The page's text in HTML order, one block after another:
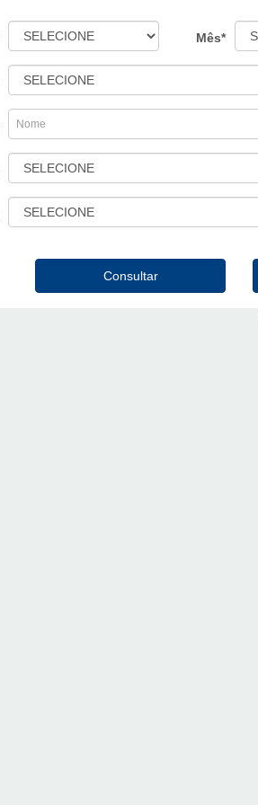
Mês*
Consultar